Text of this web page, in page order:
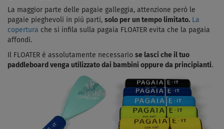
La maggior parte delle pagaie galleggia, attenzione però le
pagaie pieghevoli in più parti, solo per un tempo limitato. La
copertura che si infila sulla pagaia FLOATER evita che la pagaia
affondi.
Il FLOATER è assolutamente necessario se lasci che il tuo
paddleboard venga utilizzato dai bambini oppure da principianti.